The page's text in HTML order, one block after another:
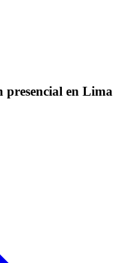
presencial en Lima